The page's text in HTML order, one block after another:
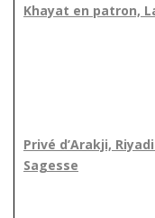
Khayat en patron,
Privé d’Arakji,
Sagesse